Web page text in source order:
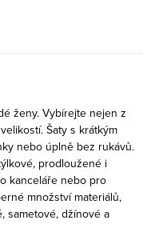
ženy. Vybírejte nejen z
Šaty s krátkým
nebo úplně bez rukávů.
prodloužené i
kanceláře nebo pro
množství materiálů,
sametové, džínové a